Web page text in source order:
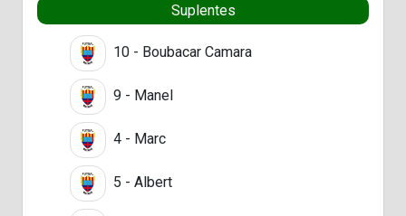
Suplentes
10 - Boubacar Camara
9 - Manel
4 - Marc
5 - Albert